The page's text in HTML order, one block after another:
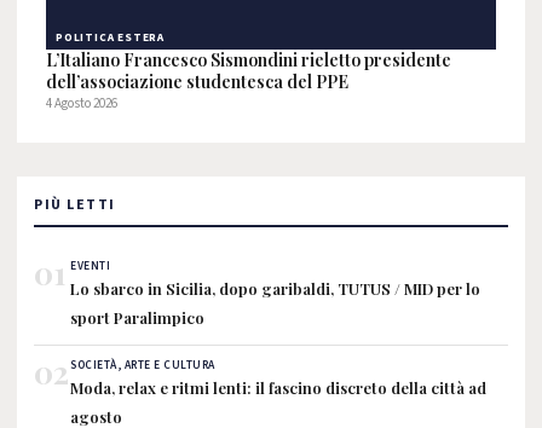
POLITICA ESTERA
L’Italiano Francesco Sismondini rieletto presidente
dell’associazione studentesca del PPE
4 Agosto 2026
PIÙ LETTI
01 EVENTI
Lo sbarco in Sicilia, dopo garibaldi, TUTUS / MID per lo
sport Paralimpico
02SOCIETÀ, ARTE E CULTURA
Moda, relax e ritmi lenti: il fascino discreto della città ad
agosto